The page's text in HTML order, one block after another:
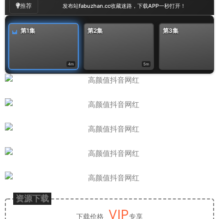
推荐 发布站fabuzhan.cc收藏迷路，下载APP一秒打开！
4m
第1集
5m
第2集 第3集
资源下载
下载价格 VIP专享